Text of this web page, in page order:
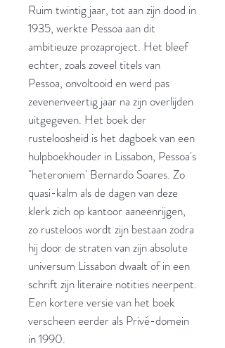
Ruim twintig jaar, tot aan zijn dood in
1935, werkte Pessoa aan dit
ambitieuze prozaproject. Het bleef
echter, zoals zoveel titels van
Pessoa, onvoltooid en werd pas
zevenenveertig jaar na zijn overlijden
uitgegeven. Het boek der
rusteloosheid is het dagboek van een
hulpboekhouder in Lissabon, Pessoa's
"heteroniem' Bernardo Soares. Zo
quasi-kalm als de dagen van deze
klerk zich op kantoor aaneenrijgen,
zo rusteloos wordt zijn bestaan zodra
hij door de straten van zijn absolute
universum Lissabon dwaalt of in een
schrift zijn literaire notities neerpent.
Een kortere versie van het boek
verscheen eerder als Privé-domein
in 1990.